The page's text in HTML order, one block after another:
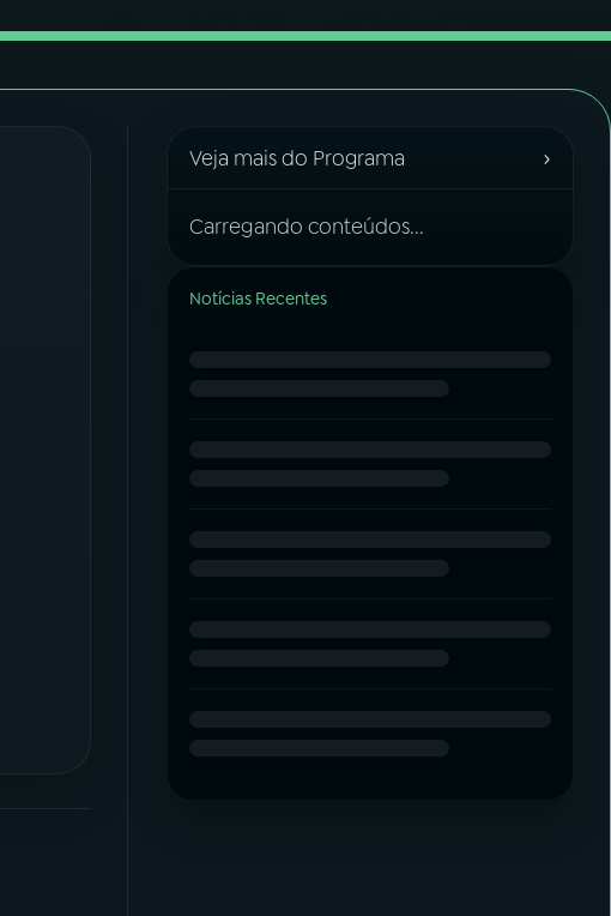
Veja mais do Programa ›
Carregando conteúdos...
Notícias Recentes